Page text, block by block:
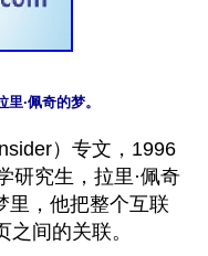
）专文，1996
研究生，拉里·佩奇
里，他把整个互联
间的关联。